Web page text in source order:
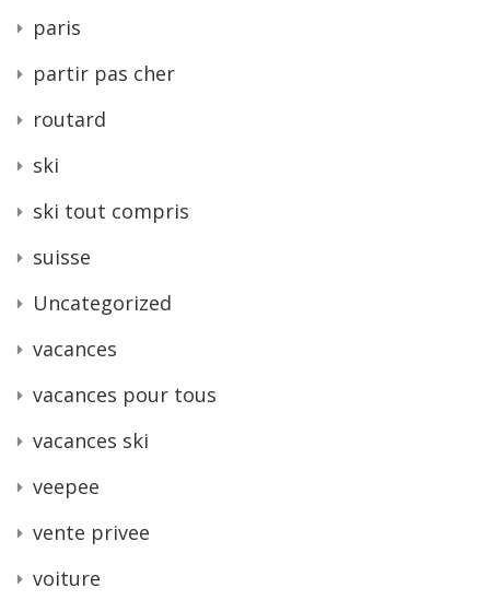
paris
partir pas cher
routard
ski
ski tout compris
suisse
Uncategorized
vacances
vacances pour tous
vacances ski
veepee
vente privee
voiture